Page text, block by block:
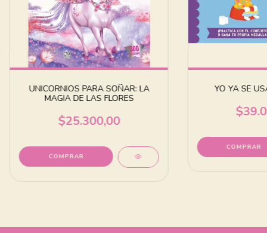
UNICORNIOS PARA SOÑAR: LA
MAGIA DE LAS FLORES
$25.300,00
YO YA SE